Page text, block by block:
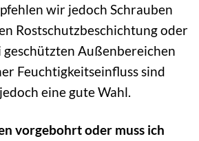
wir jedoch Schrauben
Rostschutzbeschichtung oder
geschützten Außenbereichen
Feuchtigkeitseinfluss sind
eine gute Wahl.
vorgebohrt oder muss ich